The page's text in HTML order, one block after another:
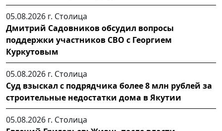
05.08.2026 г. Столица
Дмитрий Садовников обсудил вопросы
поддержки участников СВО с Георгием
Куркутовым
05.08.2026 г. Столица
Суд взыскал с подрядчика более 8 млн рублей за
строительные недостатки дома в Якутии
05.08.2026 г. Столица